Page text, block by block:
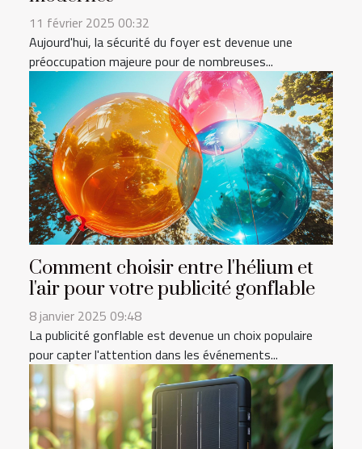
11 février 2025 00:32
Aujourd'hui, la sécurité du foyer est devenue une
préoccupation majeure pour de nombreuses...
Comment choisir entre l'hélium et
l'air pour votre publicité gonflable
8 janvier 2025 09:48
La publicité gonflable est devenue un choix populaire
pour capter l'attention dans les événements...